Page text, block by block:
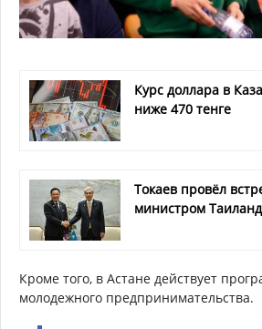
Курс доллара в
ниже 470 тенге
Токаев провёл
министром
Кроме того, в Астане действует
молодежного предпринимательства.